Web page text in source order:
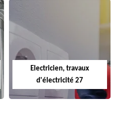
Electricien, travaux
d'électricité 27